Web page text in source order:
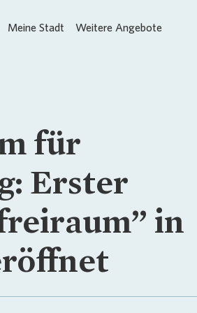
Meine Stadt Weitere Angebote
für
Erster
in